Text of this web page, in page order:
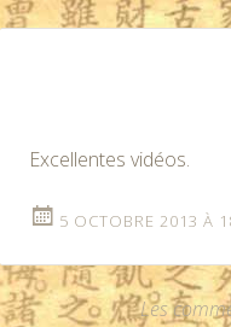
Excellentes vidéos.
5 OCTOBRE 2013 À
Les